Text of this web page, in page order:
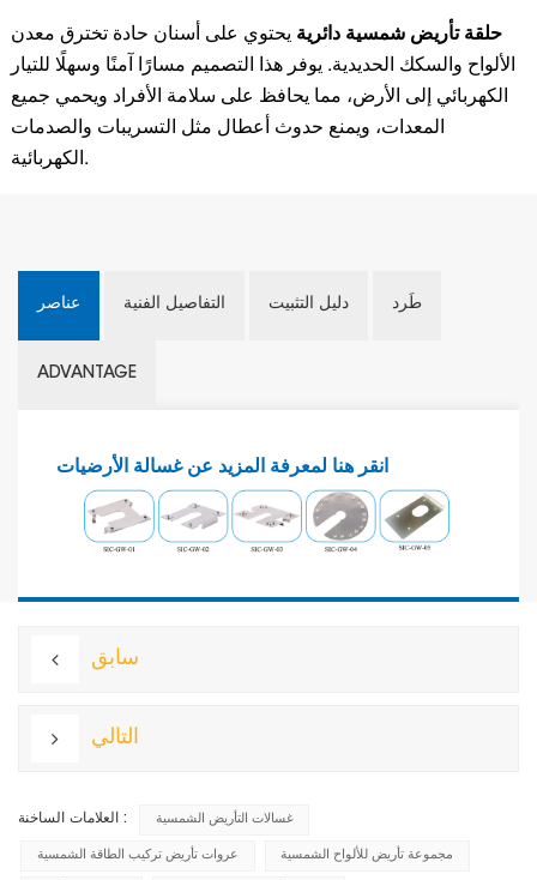
حلقة تأريض شمسية دائرية يحتوي على أسنان حادة تخترق معدن
الألواح والسكك الحديدية. يوفر هذا التصميم مسارًا آمنًا وسهلًا للتيار
الكهربائي إلى الأرض، مما يحافظ على سلامة الأفراد ويحمي جميع
المعدات، ويمنع حدوث أعطال مثل التسريبات والصدمات
الكهربائية.
عناصر التفاصيل الفنية دليل التثبيت طَرد
ADVANTAGE
انقر هنا لمعرفة المزيد عن غسالة الأرضيات
سابق
التالي
العلامات الساخنة : غسالات التأريض الشمسية
عروات تأريض تركيب الطاقة الشمسية مجموعة تأريض للألواح الشمسية